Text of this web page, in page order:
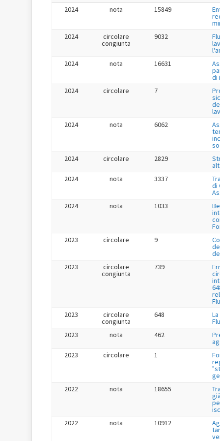
2024
nota 15849
2024
circolare
congiunta
9032
2024
nota 16631
di
2024
circolare 7
2024
nota 6062
2024
circolare 2829
2024
nota 3337
di
2024
nota 1033
2023
circolare 9
2023
circolare
congiunta
739
2023
circolare
congiunta
648
2023
nota 462
2023
circolare 1
2022
nota 18655
2022
nota 10912